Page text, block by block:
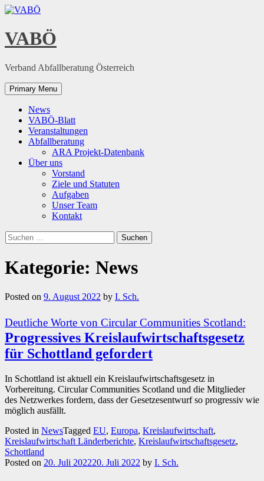
Skip
content
VABÖ
Verband Abfallberatung Österreich
Primary Menu
News
VABÖ-Blatt
Veranstaltungen
Abfallberatung
ARA Projekt-Datenbank
Über uns
Vorstand
Ziele und Statuten
Aufgaben
Unser Team
Kontakt
Suchen
nach:
Kategorie: News
Posted on 9. August 2022 by I. Sch.
Deutliche Worte von Circular Communities Scotland:
Progressives Kreislaufwirtschaftsgesetz
für Schottland gefordert
In Schottland ist aktuell ein Kreislaufwirtschaftsgesetz in
Vorbereitung. Circular Communities Scotland und die Mitglieder
des Netzwerkes fordern, dass der Gesetzesentwurf so progressiv wie
möglich ausfällt.
Posted in NewsTagged EU, Europa, Kreislaufwirtschaft,
Kreislaufwirtschaft Länderberichte, Kreislaufwirtschaftsgesetz,
Schottland
Posted on 20. Juli 202220. Juli 2022 by I. Sch.